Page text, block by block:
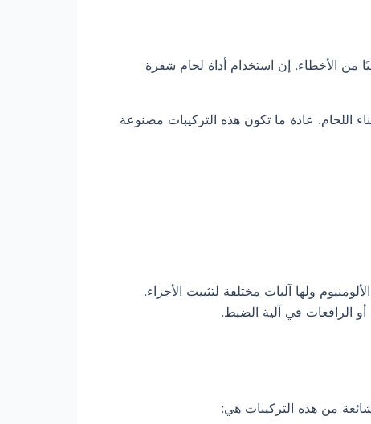
من الأخطاء. إن استخدام أداة لحام شفرة
اللحام. عادة ما تكون هذه التركيبات مصنوعة
ولها آليات مختلفة لتثبيت الأجزاء.
الرافعات في آلية الضبط.
من هذه التركيبات هي: